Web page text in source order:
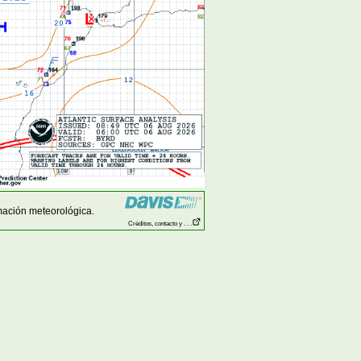
meteorológica.
Créditos, contacto y . . .